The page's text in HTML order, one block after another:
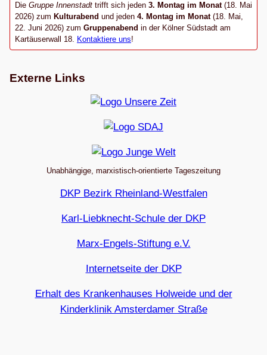
Die Gruppe Innenstadt trifft sich jeden 3. Montag im Monat (18. Mai
2026) zum Kulturabend und jeden 4. Montag im Monat(18. Mai,
22. Juni 2026) zum Gruppenabend in der Kölner Südstadt am
Kartäuserwall 18. Kontaktiere uns!
Externe Links
Unabhängige, marxistisch-orientierte Tageszeitung
DKP Bezirk Rheinland-Westfalen
Karl-Liebknecht-Schule der DKP
Marx-Engels-Stiftung e.V.
Internetseite der DKP
Erhalt des Krankenhauses Holweide und der
Kinderklinik Amsterdamer Straße